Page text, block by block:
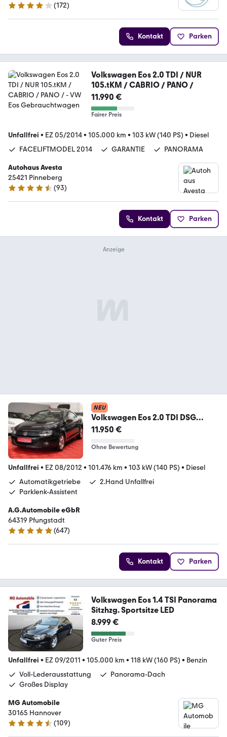
4 Sterne
(172)
Kontakt Parken
Volkswagen Eos 2.0 TDI / NUR
105.tKM / CABRIO / PANO /
11.990 €
Fairer Preis
Unfallfrei • EZ 05/2014• 105.000 km • 103 kW (140 PS) • Diesel
FACELIFTMODEL 2014
GARANTIE PANORAMA
Autohaus Avesta
25421 Pinneberg
4.6 Sterne
(93)
Kontakt Parken
NEU
Volkswagen Eos 2.0 TDI DSG
*Unfallfrei*2.Hand*Navi*Temp*
11.950 €
Ohne Bewertung
Unfallfrei • EZ 08/2012 • 101.476 km • 103 kW (140 PS) • Diesel
Automatikgetriebe
2.Hand Unfallfrei
Parklenk-Assistent
A.G.Automobile eGbR
64319 Pfungstadt
4.9 Sterne
(647)
Kontakt Parken
Volkswagen Eos 1.4 TSI Panorama
Sitzhzg. Sportsitze LED
8.999 €
Guter Preis
Unfallfrei • EZ 09/2011 • 105.000 km • 118 kW (160 PS) • Benzin
Voll-Lederausstattung
Panorama-Dach
Großes Display
MG Automobile
30165 Hannover
4.4 Sterne
(109)